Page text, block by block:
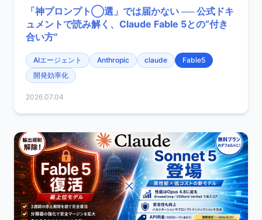
「神プロンプト◯選」では届かない ── 公式ドキ
ュメントで読み解く、Claude Fable 5との“付き
合い方”
AIエージェント Anthropic claude
Fable5
開発効率化
2026.07.04